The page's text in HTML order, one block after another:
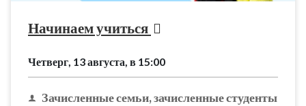
Начинаем учиться
Четверг, 13 августа, в 15:00
Зачисленные семьи, зачисленные студенты